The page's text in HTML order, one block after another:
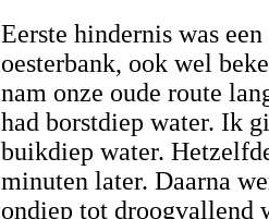
Eerste hindernis was
oesterbank, ook wel
nam onze oude route
had borstdiep water. Ik
buikdiep water.
minuten later. Daarna
ondiep tot droogvallend